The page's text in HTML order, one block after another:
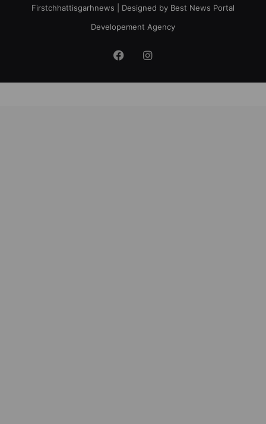
Firstchhattisgarhnews | Designed by Best News Portal
Developement Agency
FacebookInstagram